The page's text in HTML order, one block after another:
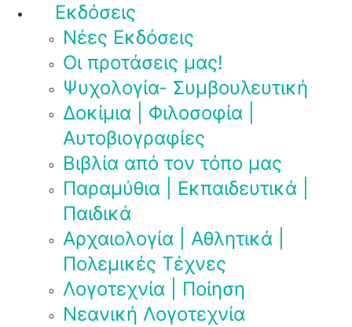
Εκδόσεις
Νέες Εκδόσεις
Οι προτάσεις μας!
Ψυχολογία- Συμβουλευτική
Δοκίμια | Φιλοσοφία |
Αυτοβιογραφίες
Βιβλία από τον τόπο μας
Παραμύθια | Εκπαιδευτικά |
Παιδικά
Αρχαιολογία | Αθλητικά |
Πολεμικές Τέχνες
Λογοτεχνία | Ποίηση
Νεανική Λογοτεχνία